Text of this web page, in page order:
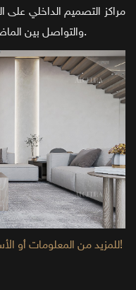
مراكز التصميم الداخلي على
والتواصل بين الماضي والحاضر والمستقبل بشكل استثنائي.
للمزيد من المعلومات أو الأسئلة الإضافية، فلا تتردد في الاتصال بنا!